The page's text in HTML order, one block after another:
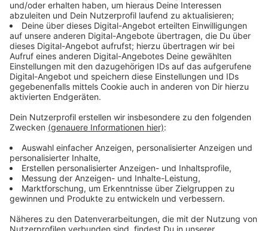
Anzeige
Geringe Ladestation-Dichte erschwert
Mobilitätswende
Anzeige
Der VDA meint: ohne genügend Ladepunkte wird der
Umstieg von Verbrenner auf Elektroauto nicht
attraktiv. Allerdings sind in der Statistik keine privaten
Ladestationen aufgeführt.
Anzeige